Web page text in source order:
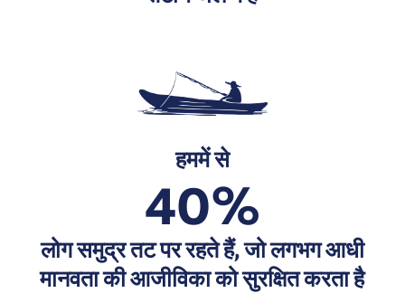
हममें से
40%
लोग समुद्र तट पर रहते हैं, जो लगभग आधी
मानवता की आजीविका को सुरक्षित करता है